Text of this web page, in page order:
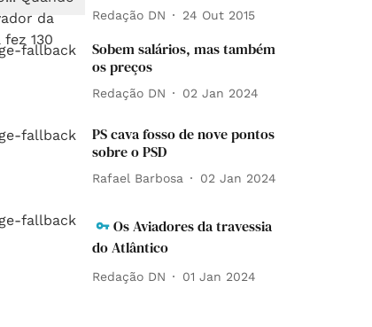
Redação DN 24 Out 2015
Sobem salários, mas também
os preços
Redação DN 02 Jan 2024
PS cava fosso de nove pontos
sobre o PSD
Rafael Barbosa 02 Jan 2024
Os Aviadores da travessia
do Atlântico
Redação DN 01 Jan 2024